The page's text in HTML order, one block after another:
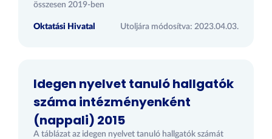
összesen 2019-ben
Oktatási Hivatal Utoljára módosítva: 2023.04.03.
Idegen nyelvet tanuló hallgatók
száma intézményenként
(nappali) 2015
A táblázat az idegen nyelvet tanuló hallgatók számát